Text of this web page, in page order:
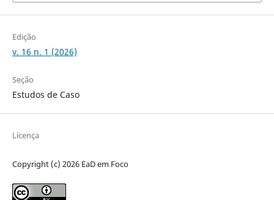
Edição
v. 16 n. 1 (2026)
Seção
Estudos de Caso
Licença
Copyright (c) 2026 EaD em Foco